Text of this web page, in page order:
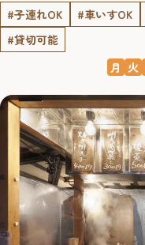
#子連れOK
#車いすOK
#貸切可能
月 火